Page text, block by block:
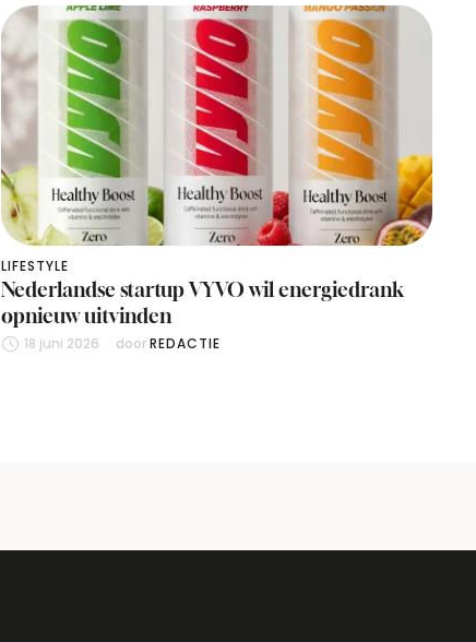
LIFESTYLE
Nederlandse startup VYVO wil energiedrank
opnieuw uitvinden
18 juni 2026 door REDACTIE